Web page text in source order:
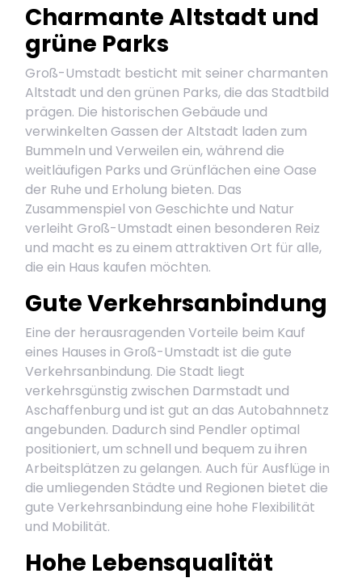
Charmante Altstadt und
grüne Parks
Groß-Umstadt besticht mit seiner charmanten
Altstadt und den grünen Parks, die das Stadtbild
prägen. Die historischen Gebäude und
verwinkelten Gassen der Altstadt laden zum
Bummeln und Verweilen ein, während die
weitläufigen Parks und Grünflächen eine Oase
der Ruhe und Erholung bieten. Das
Zusammenspiel von Geschichte und Natur
verleiht Groß-Umstadt einen besonderen Reiz
und macht es zu einem attraktiven Ort für alle,
die ein Haus kaufen möchten.
Gute Verkehrsanbindung
Eine der herausragenden Vorteile beim Kauf
eines Hauses in Groß-Umstadt ist die gute
Verkehrsanbindung. Die Stadt liegt
verkehrsgünstig zwischen Darmstadt und
Aschaffenburg und ist gut an das Autobahnnetz
angebunden. Dadurch sind Pendler optimal
positioniert, um schnell und bequem zu ihren
Arbeitsplätzen zu gelangen. Auch für Ausflüge in
die umliegenden Städte und Regionen bietet die
gute Verkehrsanbindung eine hohe Flexibilität
und Mobilität.
Hohe Lebensqualität